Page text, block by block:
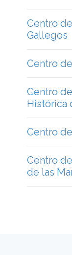
Centro
Gallegos
Centro
Centro
Histórica
Centro
Centro
de las